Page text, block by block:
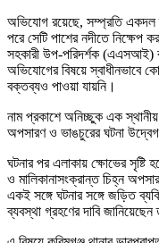
অভিযোগ রয়েছে, সম্প্রতি একদল
পরে সেটি পাশের নদীতে নিক্ষেপ
সহকারী উপ-পরিদর্শক (এএসআই)
অভিযোগের বিষয়ে স্বাধীনভাবে
বক্তব্যও পাওয়া যায়নি।
নাম প্রকাশে অনিচ্ছুক এক স্থানীয়
অপসারণ ও ভাঙচুরের ঘটনা
ঘটনার পর এলাকায় ক্ষোভের
ও মালিকানাসংক্রান্ত চিহ্ন
একই সঙ্গে ঘটনার সঙ্গে জড়িত
ব্যবস্থা গ্রহণের দাবি জানিয়েছেন